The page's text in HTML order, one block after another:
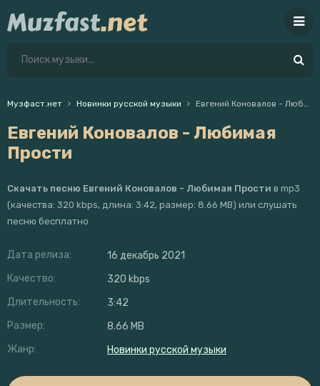
Музфаст.нет Новинки русской музыки Евгений Коновалов - Любимая Прости
Евгений Коновалов - Любимая
Прости
Скачать песню Евгений Коновалов - Любимая Прости в mp3
(качества: 320 kbps, длина: 3:42, размер: 8.66 MB) или слушать
песню бесплатно
Дата релиза:
16 декабрь 2021
Качество:
320 kbps
Длительность:
3:42
Размер:
8.66 MB
Жанр:
Новинки русской музыки